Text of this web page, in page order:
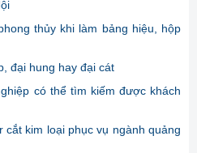
thủy khi làm bảng hiệu, hộp
đại hung hay đại cát
có thể tìm kiếm được khách
cắt kim loại phục vụ ngành quảng